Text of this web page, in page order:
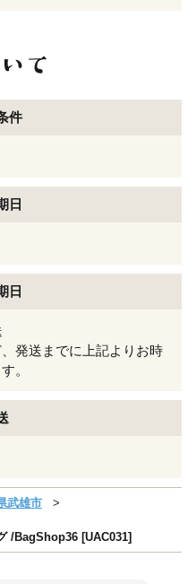
件
日
日
発送までに上記よりお時
。
武雄市
/BagShop36 [UAC031]